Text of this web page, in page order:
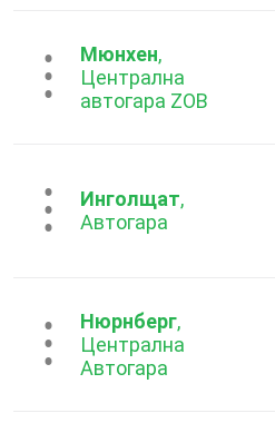
...Мюнхен,
Централна
автогара ZOB
...Инголщат,
Автогара
...Нюрнберг,
Централна
Aвтогара